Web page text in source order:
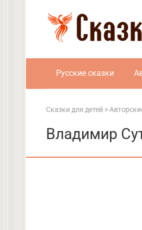
Русские сказки
Сказки для детей >
Владимир